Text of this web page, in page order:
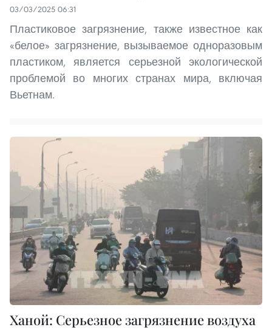
03/03/2025 06:31
Пластиковое загрязнение, также известное как
«белое» загрязнение, вызываемое одноразовым
пластиком, является серьезной экологической
проблемой во многих странах мира, включая
Вьетнам.
Ханой: Серьезное загрязнение воздуха